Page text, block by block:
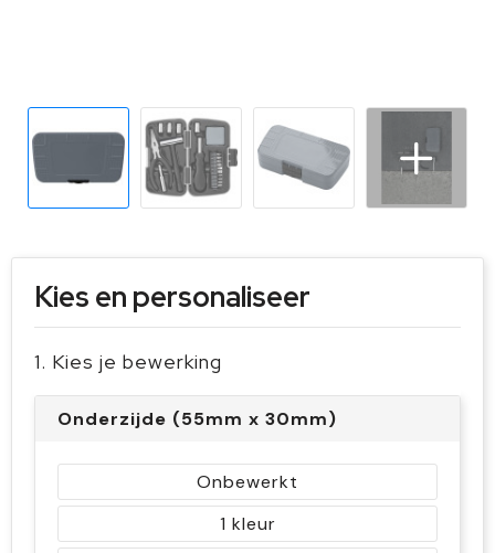
Spellen voor binnen en buiten
Sport
Veiligheid, Auto en Fiets
Vrije tijd en Strand
Kies en personaliseer
1. Kies je bewerking
Onderzijde (55mm x 30mm)
Onbewerkt
1